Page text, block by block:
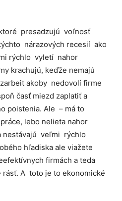
presadzujú voľnosť
nárazových recesií ako
rýchlo vyletí nahor
krachujú, keďže nemajú
akoby nedovolí firme
časť miezd zaplatiť a
poistenia. Ale – má to
lebo nelieta nahor
nestávajú veľmi rýchlo
hľadiska ale viažete
firmách a teda
A toto je to ekonomické